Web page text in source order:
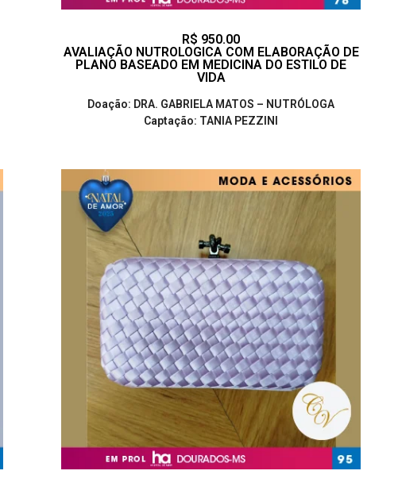
R$ 950.00
AVALIAÇÃO NUTROLOGICA COM ELABORAÇÃO DE
PLANO BASEADO EM MEDICINA DO ESTILO DE
VIDA
Doação: DRA. GABRIELA MATOS – NUTRÓLOGA
Captação: TANIA PEZZINI